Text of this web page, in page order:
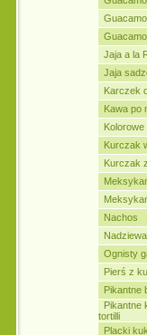
Jaja a la
Jaja
Karczek
Kawa po
Kurczak
Kurczak
Nachos
Ognisty
Pierś z
Pikantne
Pikantne
tortilli
Placki